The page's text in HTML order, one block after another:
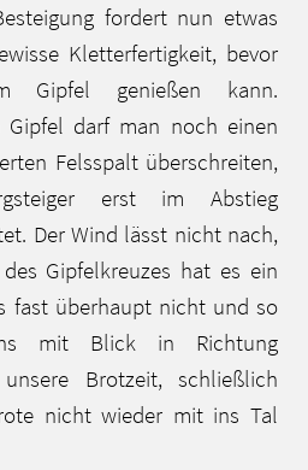
fordert nun etwas
Kletterfertigkeit, bevor
Gipfel genießen kann.
darf man noch einen
Felsspalt überschreiten,
erst im Abstieg
Der Wind lässt nicht nach,
Gipfelkreuzes hat es ein
fast überhaupt nicht und so
mit Blick in Richtung
unsere Brotzeit, schließlich
nicht wieder mit ins Tal